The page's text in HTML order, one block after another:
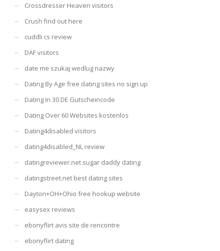
Crossdresser Heaven visitors
Crush find out here
cuddli cs review
DAF visitors
date me szukaj wedlug nazwy
Dating By Age free dating sites no sign up
Dating In 30 DE Gutscheincode
Dating Over 60 Websites kostenlos
Dating4disabled visitors
dating4disabled_NL review
datingreviewer.net sugar daddy dating
datingstreet.net best dating sites
Dayton+OH+Ohio free hookup website
easysex reviews
ebonyflirt avis site de rencontre
ebonyflirt dating